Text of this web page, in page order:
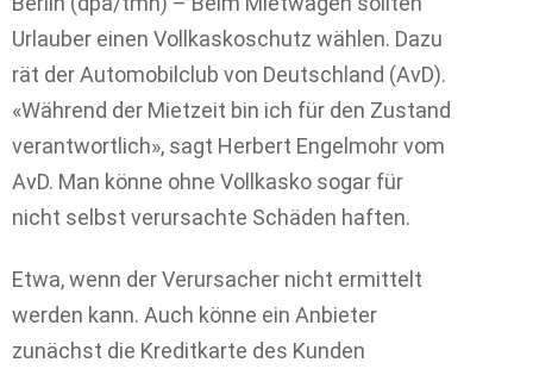
Urlauber einen Vollkaskoschutz wählen. Dazu
rät der Automobilclub von Deutschland (AvD).
«Während der Mietzeit bin ich für den Zustand
verantwortlich», sagt Herbert Engelmohr vom
AvD. Man könne ohne Vollkasko sogar für
nicht selbst verursachte Schäden haften.
Etwa, wenn der Verursacher nicht ermittelt
werden kann. Auch könne ein Anbieter
zunächst die Kreditkarte des Kunden